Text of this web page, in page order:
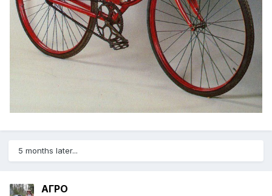
5 months later...
АГРО